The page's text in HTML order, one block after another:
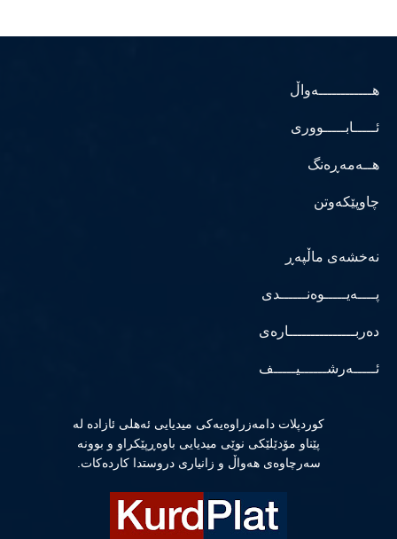
هــــــــــــەواڵ
ئـــــابـــــووری
هــەمەڕەنگ
چاوپێکەوتن
نەخشەی ماڵپەڕ
پــــەیـــــوەنــــــدی
دەربـــــــــــــــارەی
ئـــــەرشــــــیـــــف
كوردپلات دامەزراوەیەكی میدیایی ئەهلی ئازادە لە
پێناو مۆدێلێكی نوێی میدیایی باوەڕپێكراو و بوونە
سەرچاوەی هەواڵ و زانیاری دروستدا كاردەكات.